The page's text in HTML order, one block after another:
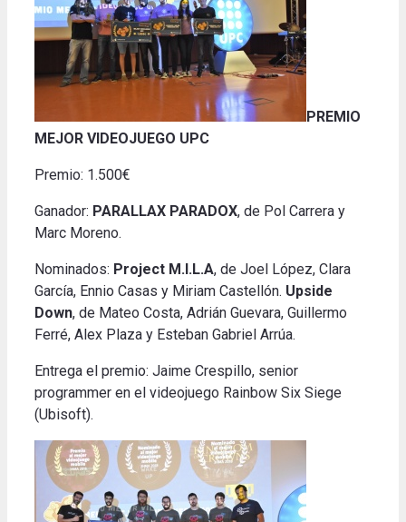
PREMIO
MEJOR VIDEOJUEGO UPC
Premio: 1.500€
Ganador: PARALLAX PARADOX, de Pol Carrera y
Marc Moreno.
Nominados: Project M.I.L.A, de Joel López, Clara
García, Ennio Casas y Miriam Castellón. Upside
Down, de Mateo Costa, Adrián Guevara, Guillermo
Ferré, Alex Plaza y Esteban Gabriel Arrúa.
Entrega el premio: Jaime Crespillo, senior
programmer en el videojuego Rainbow Six Siege
(Ubisoft).